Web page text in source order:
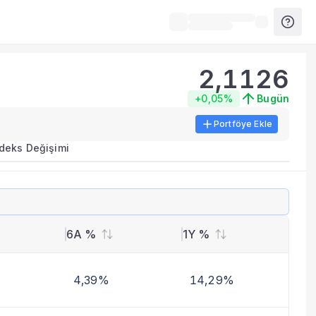
metrikleri listelenir.
benzer fonları inceleyebilirsiniz.
2,1126
+0,05% Bugün
Portföye Ekle
Değişimi
6A % 1Y %
4,39% 14,29%